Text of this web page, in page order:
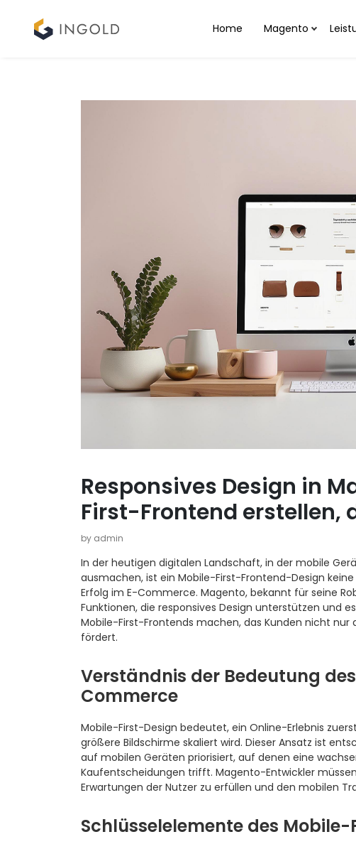
Home Magento
Responsives Design in
First-Frontend erstellen,
by admin
In der heutigen digitalen Landschaft, in der mobile
ausmachen, ist ein Mobile-First-Frontend-Design
Erfolg im E-Commerce. Magento, bekannt für seine
Funktionen, die responsives Design unterstützen und
Mobile-First-Frontends machen, das Kunden nicht
fördert.
Verständnis der Bedeutung
Commerce
Mobile-First-Design bedeutet, ein Online-Erlebnis
größere Bildschirme skaliert wird. Dieser Ansatz ist
auf mobilen Geräten priorisiert, auf denen eine
Kaufentscheidungen trifft. Magento-Entwickler
Erwartungen der Nutzer zu erfüllen und den mobilen
Schlüsselelemente des